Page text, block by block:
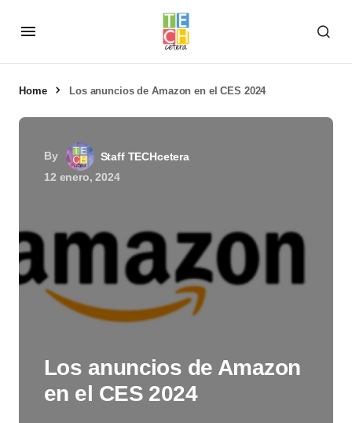
Home Los anuncios de Amazon en el CES 2024
By
Staff TECHcetera
12 enero, 2024
Los anuncios de Amazon
en el CES 2024